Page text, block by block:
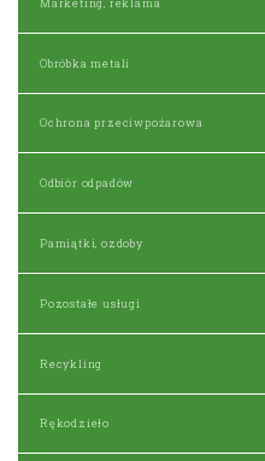
Marketing, reklama
Obróbka metali
Ochrona przeciwpożarowa
Odbiór odpadów
Pamiątki, ozdoby
Pozostałe usługi
Recykling
Rękodzieło